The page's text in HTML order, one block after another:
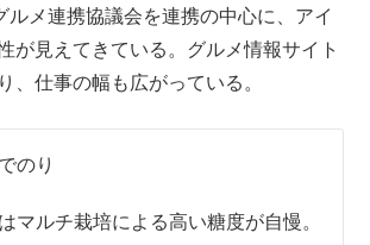
ルメ連携協議会を連携の中心に、アイ
が見えてきている。グルメ情報サイト
、仕事の幅も広がっている。
のり
マルチ栽培による高い糖度が自慢。